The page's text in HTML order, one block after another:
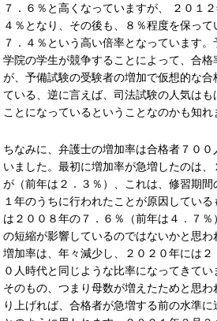
７．６％と高くなっていますが、 ２０１
４％となり、その後も、８％程度を保っ
７．４％という高い倍率となっています
学院の学生が競争することによって、合
が、予備試験の受験者の増加で仮想的な合
ている、逆に言えば、司法試験の人気は
ことになっているということなのかも知れ
ちなみに、弁護士の増加率は合格者７０
いました。最初に増加率が急増したのは
が（前年は２．３％）、これは、修習期
１年のうちに行われたことが原因してい
は２００８年の７．６％（前年は４．７
の短縮が影響しているのではないかと思わ
増加率は、年々減少し、２０２０年には２
０人時代と同じような比率になってきて
そのもの、つまり母数が増えたためと思
り上げれば、合格者が急増する前の水準